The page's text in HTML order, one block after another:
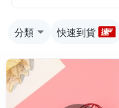
分類 快速到貨